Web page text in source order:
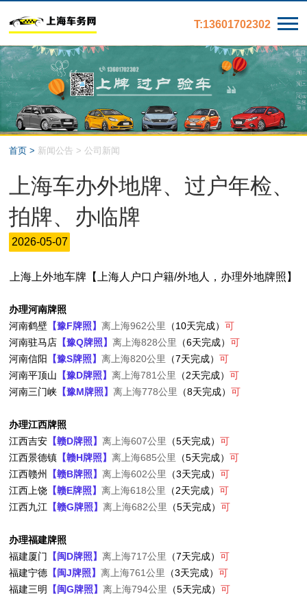
T:13601702302
首页 > 新闻公告 > 公司新闻
上海车办外地牌、过户年检、
拍牌、办临牌
2026-05-07
上海上外地车牌【上海人户口户籍/外地人，办理外地牌照】
办理河南牌照
河南鹤壁 【豫F牌照】离上海962公里 （10天完成）可
河南驻马店 【豫Q牌照】离上海828公里 （6天完成）可
河南信阳 【豫S牌照】离上海820公里 （7天完成）可
河南平顶山 【豫D牌照】离上海781公里 （2天完成）可
河南三门峡 【豫M牌照】离上海778公里 （8天完成）可
办理江西牌照
江西吉安 【赣D牌照】离上海607公里 （5天完成）可
江西景德镇 【赣H牌照】离上海685公里 （5天完成）可
江西赣州
【赣B牌照】离上海602公里 （3天完成）可
江西上饶 【赣E牌照】离上海618公里 （2天完成）可
江西九江 【赣G牌照】离上海682公里 （5天完成）可
办理福建牌照
福建厦门 【闽D牌照】离上海717公里 （7天完成）可
福建宁德 【闽J牌照】离上海761公里 （3天完成）可
福建三明
【闽G牌照】离上海794公里 （5天完成）可